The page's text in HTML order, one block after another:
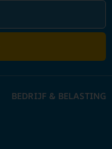
BEDRIJF & BELASTING